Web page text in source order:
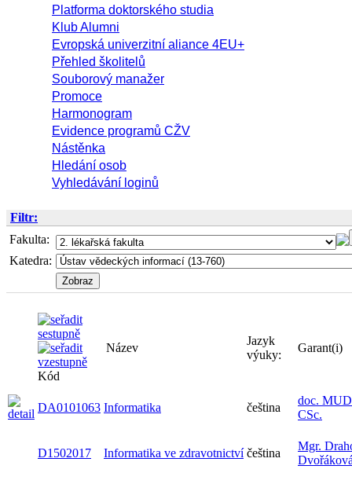
Platforma doktorského studia
Klub Alumni
Evropská univerzitní aliance 4EU+
Přehled školitelů
Souborový manažer
Promoce
Harmonogram
Evidence programů CŽV
Nástěnka
Hledání osob
Vyhledávání loginů
Filtr:
Fakulta:
Katedra:
Kód
Název
Jazyk
výuky:
Garant(i)
DA0101063 Informatika čeština
doc.
CSc.
D1502017 Informatika ve zdravotnictví čeština
Mgr.